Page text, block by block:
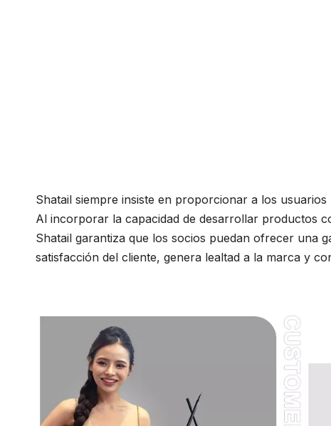
Shatail siempre insiste en proporcionar a los
Al incorporar la capacidad de desarrollar productos
Shatail garantiza que los socios puedan ofrecer una
satisfacción del cliente, genera lealtad a la marca y